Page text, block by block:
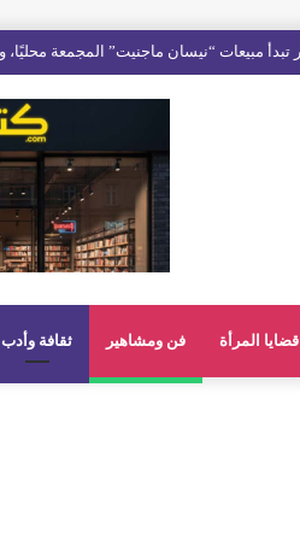
قضايا المرأة فن ومشاهير ثقافة وأدب